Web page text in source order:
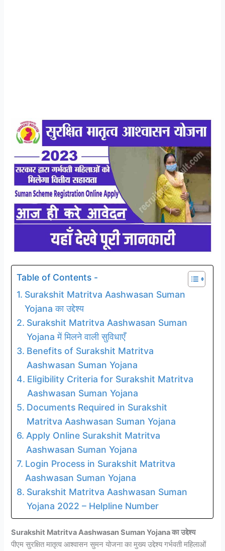
Table of Contents -
Surakshit Matritva Aashwasan Suman
Yojana का उद्देश्य
Surakshit Matritva Aashwasan Suman
Yojana में मिलने वाली सुविधाएँ
Benefits of Surakshit Matritva
Aashwasan Suman Yojana
Eligibility Criteria for Surakshit Matritva
Aashwasan Suman Yojana
Documents Required in Surakshit
Matritva Aashwasan Suman Yojana
Apply Online Surakshit Matritva
Aashwasan Suman Yojana
Login Process in Surakshit Matritva
Aashwasan Suman Yojana
Surakshit Matritva Aashwasan Suman
Yojana 2022 – Helpline Number
Surakshit Matritva Aashwasan Suman Yojanaका उद्देश्य
पीएम सुरक्षित मातृत्व आश्वासन सुमन योजना का मुख्य उद्देश्य गर्भवती महिलाओं